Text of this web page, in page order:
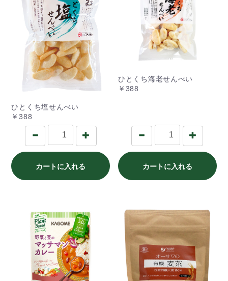
ひとくち塩せんべい
￥388
カートに入れる
ひとくち海老せんべい
￥388
カートに入れる